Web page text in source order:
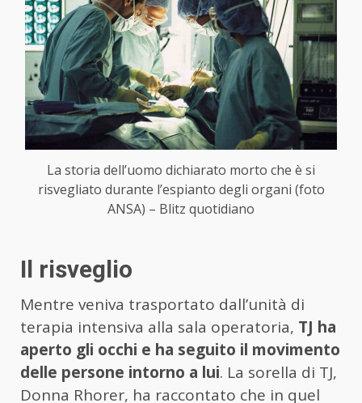
La storia dell’uomo dichiarato morto che è si
risvegliato durante l’espianto degli organi (foto
ANSA) – Blitz quotidiano
Il risveglio
Mentre veniva trasportato dall’unità di
terapia intensiva alla sala operatoria, TJ ha
aperto gli occhi e ha seguito il movimento
delle persone intorno a lui. La sorella di TJ,
Donna Rhorer, ha raccontato che in quel